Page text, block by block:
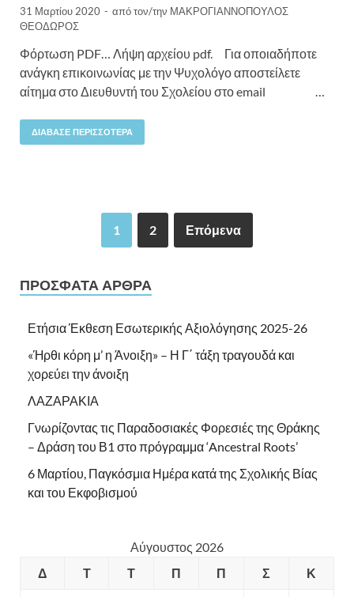
31 Μαρτίου 2020 - από τον/την ΜΑΚΡΟΓΙΑΝΝΟΠΟΥΛΟΣ
ΘΕΟΔΩΡΟΣ
Φόρτωση PDF… Λήψη αρχείου pdf. Για οποιαδήποτε
ανάγκη επικοινωνίας με την Ψυχολόγο αποστείλετε
αίτημα στο Διευθυντή του Σχολείου στο email …
ΔΙΆΒΑΣΕ ΠΕΡΙΣΣΌΤΕΡΑ
1 2 Επόμενα
ΠΡΌΣΦΑΤΑ ΆΡΘΡΑ
Ετήσια Έκθεση Εσωτερικής Αξιολόγησης 2025-26
«Ήρθι κόρη μ’ η Άνοιξη» – Η Γ΄ τάξη τραγουδά και
χορεύει την άνοιξη
ΛΑΖΑΡΑΚΙΑ
Γνωρίζοντας τις Παραδοσιακές Φορεσιές της Θράκης
– Δράση του Β1 στο πρόγραμμα ‘Ancestral Roots’
6 Μαρτίου, Παγκόσμια Ημέρα κατά της Σχολικής Βίας
και του Εκφοβισμού
Αύγουστος 2026
Δ
Τ Τ Π Π Σ Κ